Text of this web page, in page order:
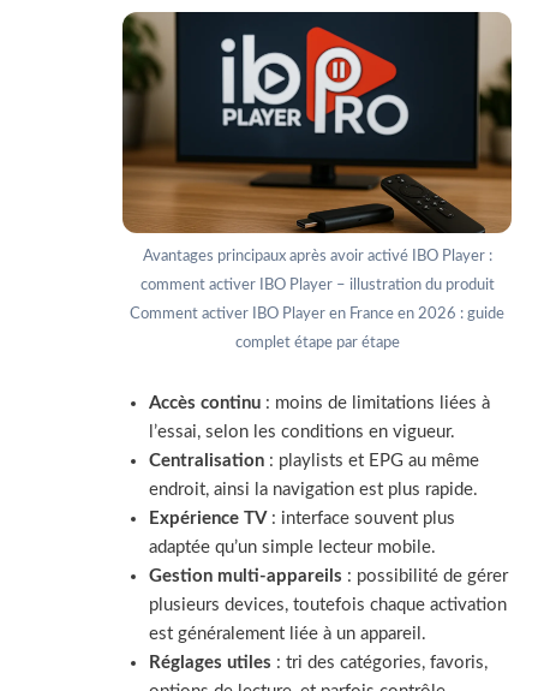
Avantages principaux après avoir activé IBO Player :
comment activer IBO Player – illustration du produit
Comment activer IBO Player en France en 2026 : guide
complet étape par étape
Accès continu : moins de limitations liées à
l’essai, selon les conditions en vigueur.
Centralisation : playlists et EPG au même
endroit, ainsi la navigation est plus rapide.
Expérience TV : interface souvent plus
adaptée qu’un simple lecteur mobile.
Gestion multi-appareils : possibilité de gérer
plusieurs devices, toutefois chaque activation
est généralement liée à un appareil.
Réglages utiles : tri des catégories, favoris,